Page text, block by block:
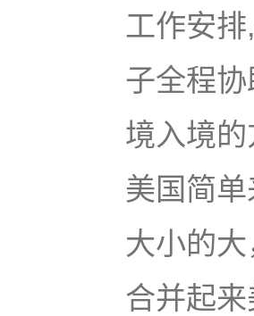
工作安
子全程
境入境
美国简
大小的
合并起